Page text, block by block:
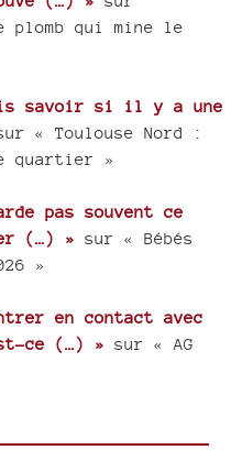
plomb qui mine le
savoir si il y a une
« Toulouse Nord :
quartier »
pas souvent ce
(…) » sur « Bébés
»
en contact avec
ce (…) » sur « AG